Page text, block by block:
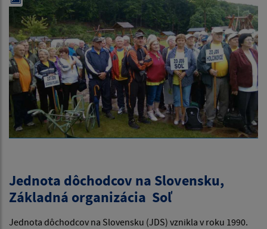
Jednota dôchodcov na Slovensku,
Základná organizácia Soľ
Jednota dôchodcov na Slovensku (JDS) vznikla v roku 1990.